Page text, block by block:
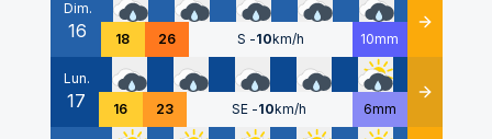
Dim.
16 18 26 S -10km/h 10mm Détails
Lun.
17 16 23 SE -10km/h 6mm Détails